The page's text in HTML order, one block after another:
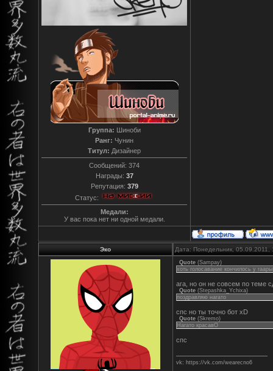
Группа: Шиноби
Ранг: Чунин
Титул: Дизайнер
Сообщений: 374
Награды: 37
Репутация: 379
Статус:
Медали:
У вас пока нет ни одной медали.
Эко Дата: Понедельник,
Quote (Sampay)
хоть голосавание кончилось у
ага, но он не совсем по теме
Quote (Stepashka_Ychixa)
поздравляю нагато
спс но ты точно бот xD
Quote (Skremo)
Нагато красавО
спс
vk: https://vk.com/wearecno6